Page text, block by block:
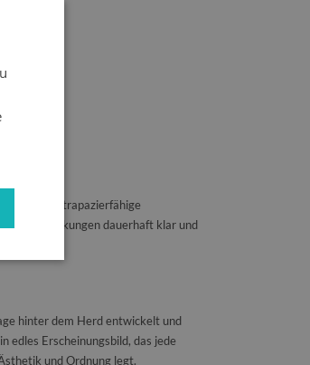
an. Das strapazierfähige
dauerhaft klar und
hinter dem Herd entwickelt und
edles Erscheinungsbild, das jede
und Ordnung legt.